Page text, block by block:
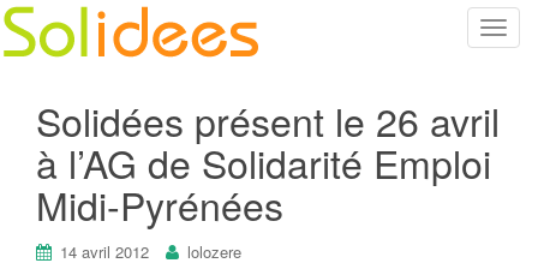
T
g
l
Solidées présent le 26 avril
à l’AG de Solidarité Emploi
Midi-Pyrénées
14 avril 2012 lolozere